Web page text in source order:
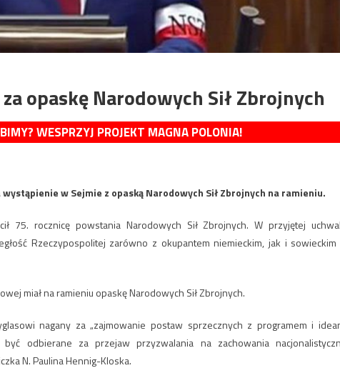
opaskę Narodowych Sił Zbrojnych
WESPRZYJ PROJEKT MAGNA POLONIA!
w Sejmie z opaską Narodowych Sił Zbrojnych na ramieniu.
75. rocznicę powstania Narodowych Sił Zbrojnych. W przyjętej
Rzeczypospolitej zarówno z okupantem niemieckim, jak i
miał na ramieniu opaskę Narodowych Sił Zbrojnych.
nagany za „zajmowanie postaw sprzecznych z programem i
odbierane za przejaw przyzwalania na zachowania
N. Paulina Hennig-Kloska.